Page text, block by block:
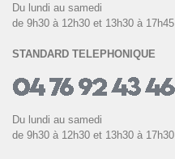
Du lundi au samedi
de 9h30 à 12h30 et 13h30 à 17h45
STANDARD TELEPHONIQUE
Du lundi au samedi
de 9h30 à 12h30 et 13h30 à 17h30